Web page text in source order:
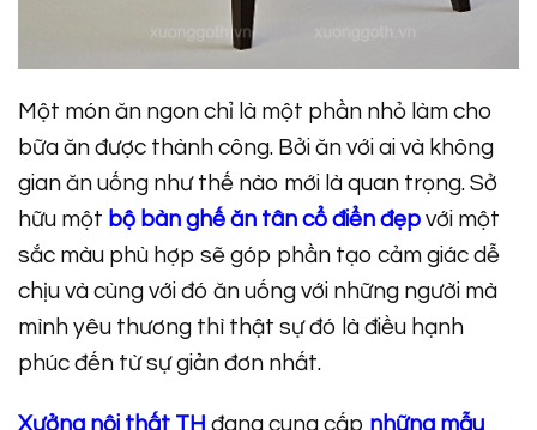
Một món ăn ngon chỉ là một phần nhỏ làm cho
bữa ăn được thành công. Bởi ăn với ai và không
gian ăn uống như thế nào mới là quan trọng. Sở
hữu một bộ bàn ghế ăn tân cổ điển đẹp với một
sắc màu phù hợp sẽ góp phần tạo cảm giác dễ
chịu và cùng với đó ăn uống với những người mà
mình yêu thương thì thật sự đó là điều hạnh
phúc đến từ sự giản đơn nhất.
Xưởng nội thất TH đang cung cấp những mẫu